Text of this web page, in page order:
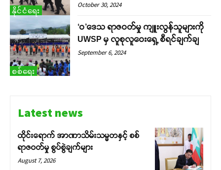
နိုင်ငံရေး
October 30, 2024
စစ်ရေး
‘ဝ’ဒေသ ရာဇဝတ်မှု ကျူးလွန်သူများကို
UWSP မှ လူစုလူဝေးရှေ့ စီရင်ချက်ချ
September 6, 2024
Latest news
ထိုင်းရောက် အာဏာသိမ်းသမ္မတနှင့် စစ်
ရာဇဝတ်မှု စွပ်စွဲချက်များ
August 7, 2026